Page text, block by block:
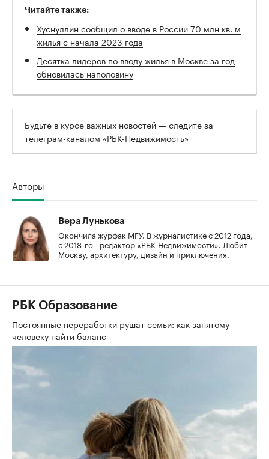
00:00 / 00:00
Читайте также:
Хуснуллин сообщил о вводе в России 70 млн кв. м
жилья с начала 2023 года
Десятка лидеров по вводу жилья в Москве за год
обновилась наполовину
Будьте в курсе важных новостей — следите за
телеграм-каналом «РБК-Недвижимость»
Авторы
Вера Лунькова
Окончила журфак МГУ. В журналистике с 2012 года,
с 2018-го - редактор «РБК-Недвижимости». Любит
Москву, архитектуру, дизайн и приключения.
РБК Образование
Постоянные переработки рушат семьи: как занятому
человеку найти баланс